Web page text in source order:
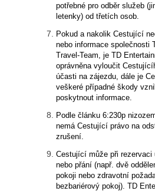
potřebné pro odběr služeb
letenky) od třetích osob.
Pokud a nakolik Cestující
nebo informace společnosti
Travel-Team, je TD
oprávněna vyloučit
účasti na zájezdu, dále je
veškeré případné škody
poskytnout informace.
Podle článku 6:230p
nemá Cestující právo na
zrušení.
Cestující může při
nebo přání (např. dvě
pokoji nebo zdravotní
bezbariérový pokoj). TD